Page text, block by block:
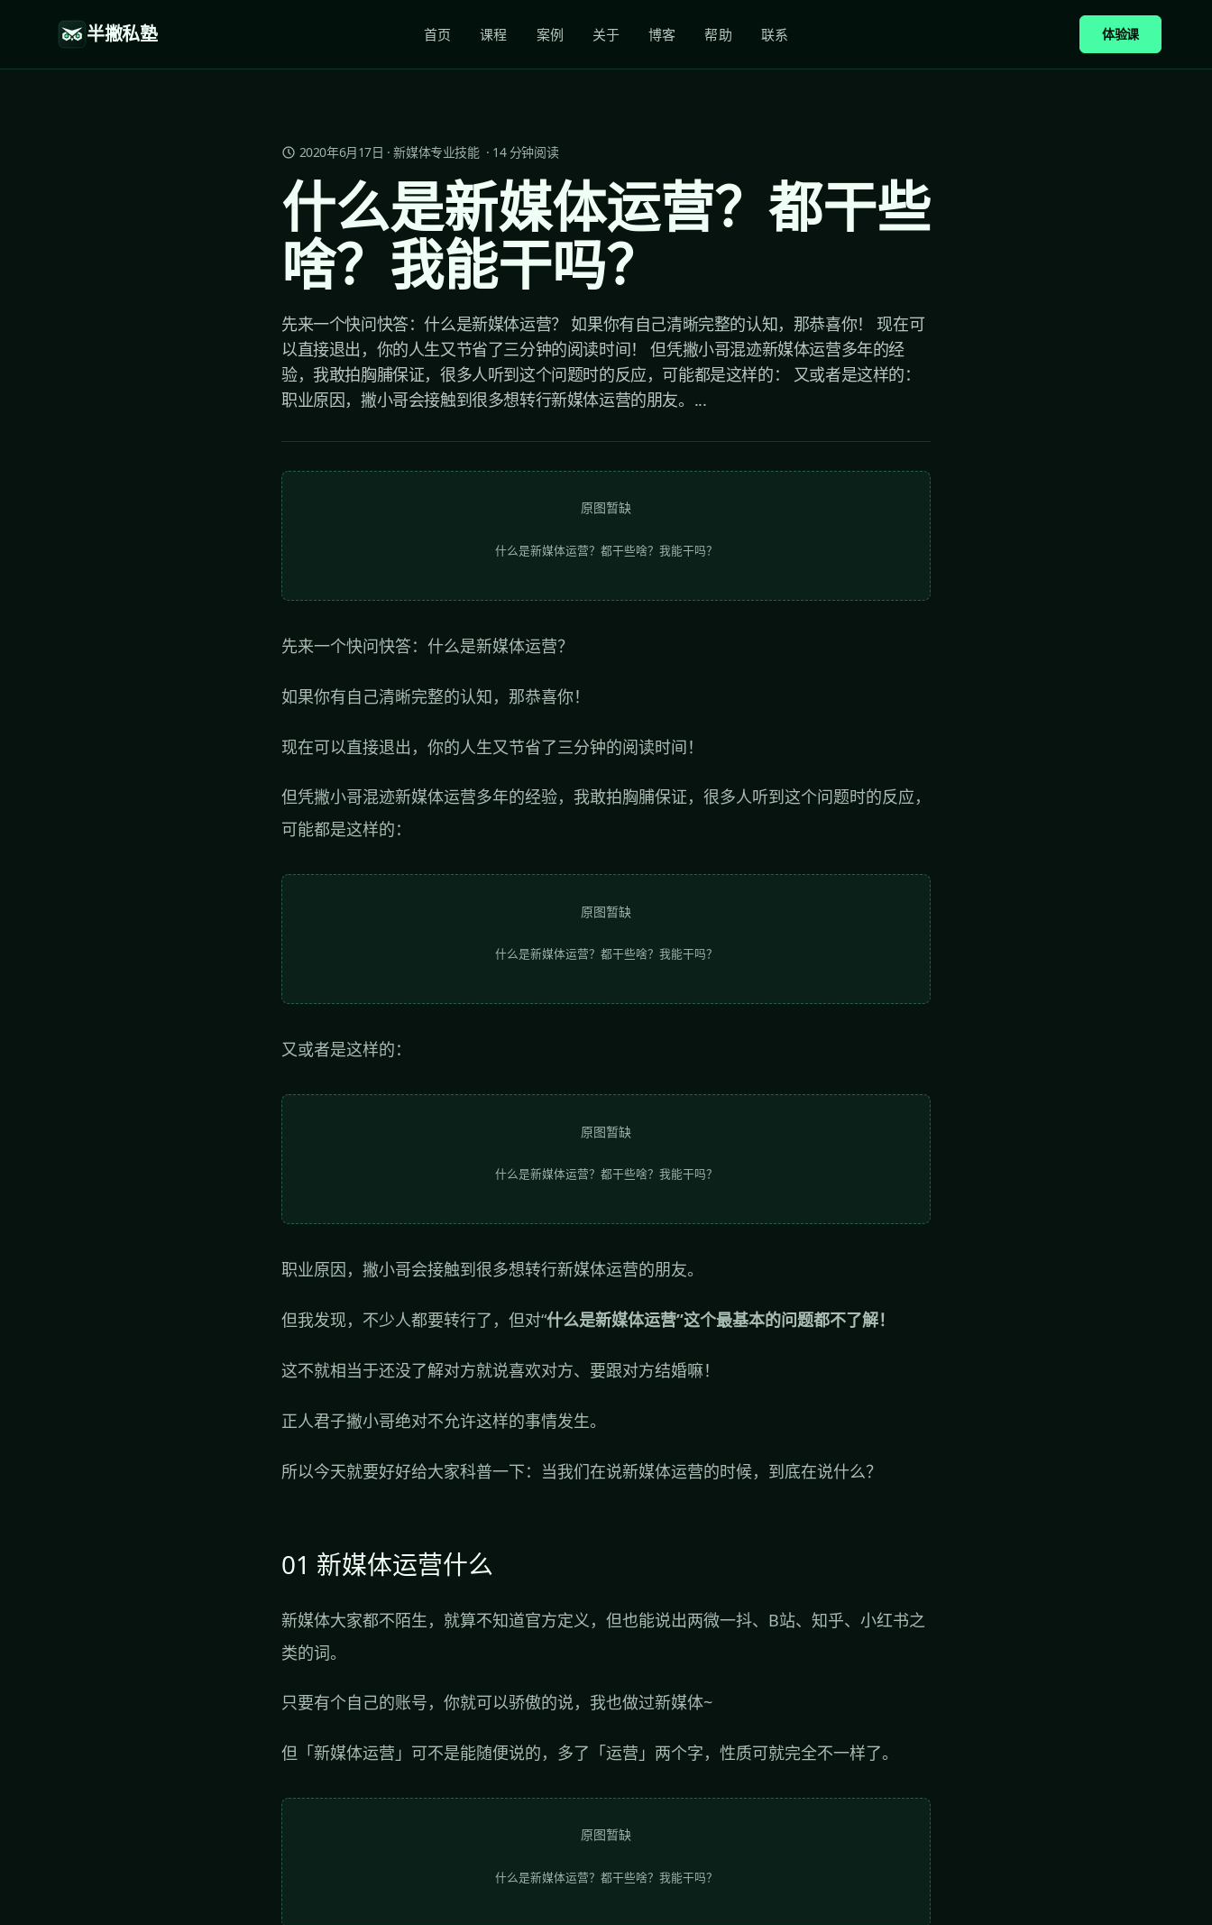
半撇私塾 首页 课程 案例 关于 博客 帮助 联系 体验课
2020年6月17日 ·新媒体专业技能· 14分钟阅读
什么是新媒体运营？都干些
啥？我能干吗？
先来一个快问快答：什么是新媒体运营？ 如果你有自己清晰完整的认知，那恭喜你！ 现在可
以直接退出，你的人生又节省了三分钟的阅读时间！ 但凭撇小哥混迹新媒体运营多年的经
验，我敢拍胸脯保证，很多人听到这个问题时的反应，可能都是这样的： 又或者是这样的：
职业原因，撇小哥会接触到很多想转行新媒体运营的朋友。...
原图暂缺
什么是新媒体运营？都干些啥？我能干吗？
先来一个快问快答：什么是新媒体运营？
如果你有自己清晰完整的认知，那恭喜你！
现在可以直接退出，你的人生又节省了三分钟的阅读时间！
但凭撇小哥混迹新媒体运营多年的经验，我敢拍胸脯保证，很多人听到这个问题时的反应，
可能都是这样的：
原图暂缺
什么是新媒体运营？都干些啥？我能干吗？
又或者是这样的：
原图暂缺
什么是新媒体运营？都干些啥？我能干吗？
职业原因，撇小哥会接触到很多想转行新媒体运营的朋友。
但我发现，不少人都要转行了，但对“什么是新媒体运营”这个最基本的问题都不了解！
这不就相当于还没了解对方就说喜欢对方、要跟对方结婚嘛！
正人君子撇小哥绝对不允许这样的事情发生。
所以今天就要好好给大家科普一下：当我们在说新媒体运营的时候，到底在说什么？
01 新媒体运营什么
新媒体大家都不陌生，就算不知道官方定义，但也能说出两微一抖、B站、知乎、小红书之
类的词。
只要有个自己的账号，你就可以骄傲的说，我也做过新媒体~
但「新媒体运营」可不是能随便说的，多了「运营」两个字，性质可就完全不一样了。
原图暂缺
什么是新媒体运营？都干些啥？我能干吗？